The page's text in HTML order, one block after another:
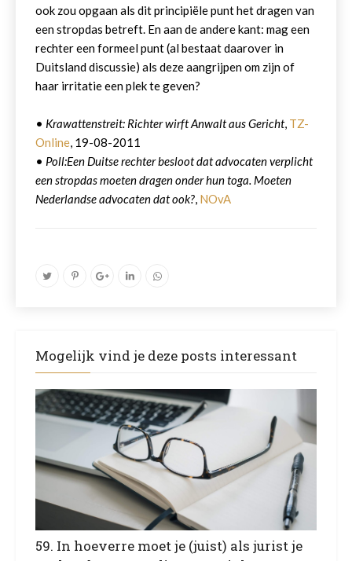
ook zou opgaan als dit principiële punt het dragen van
een stropdas betreft. En aan de andere kant: mag een
rechter een formeel punt (al bestaat daarover in
Duitsland discussie) als deze aangrijpen om zijn of
haar irritatie een plek te geven?
• Krawattenstreit: Richter wirft Anwalt aus Gericht, TZ-
Online, 19-08-2011
• Poll:Een Duitse rechter besloot dat advocaten verplicht
een stropdas moeten dragen onder hun toga. Moeten
Nederlandse advocaten dat ook?, NOvA
Mogelijk vind je deze posts interessant
59. In hoeverre moet je (juist) als jurist je